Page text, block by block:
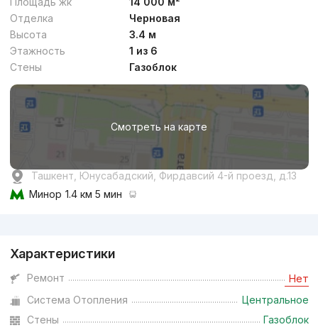
Отделка
Черновая
Высота
3.4 м
Этажность
1 из 6
Стены
Газоблок
Смотреть на карте
Ташкент, Юнусабадский, Фирдавсий 4-й проезд, д.13
Минор 1.4 км 5 мин
Характеристики
Ремонт Нет
Система Отопления
Центральное
Стены
Газоблок